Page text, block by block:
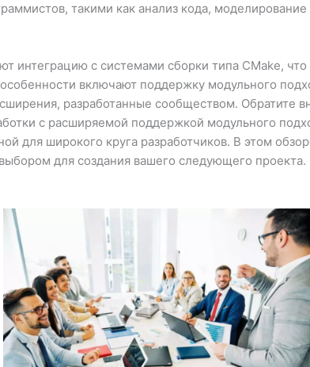
такими как анализ кода,
интеграцию с системами сборки типа CMake, что
включают поддержку модульного
разработанные сообществом. Обратите
с расширяемой поддержкой модульного
для широкого круга разработчиков. В этом
для создания вашего следующего проекта.